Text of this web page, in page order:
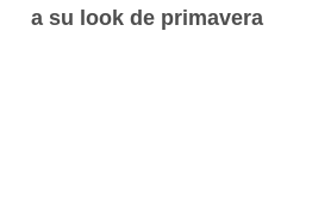
a su look de primavera